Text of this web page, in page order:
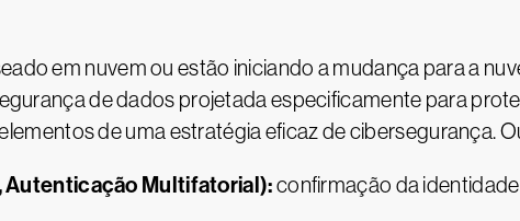
em nuvem ou estão iniciando a mudança para a
de dados projetada especificamente para
de uma estratégia eficaz de cibersegurança.
Multifatorial):confirmação da